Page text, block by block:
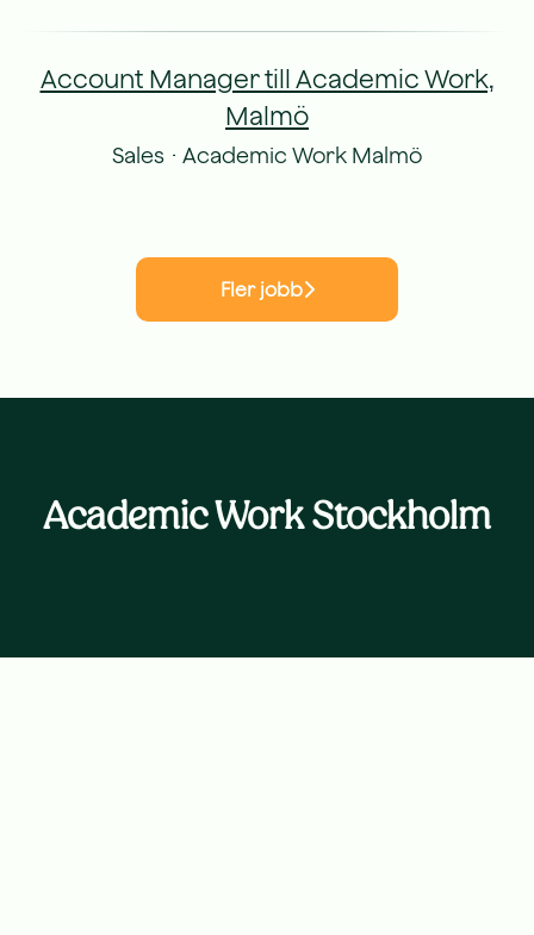
Account Manager till Academic Work,
Malmö
Sales · Academic Work Malmö
Fler jobb
Academic Work Stockholm